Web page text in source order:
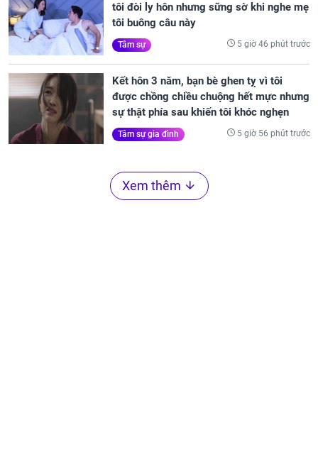
tôi đòi ly hôn nhưng sững sờ khi nghe mẹ
tôi buông câu này
Tâm sự 5 giờ 46 phút trước
Kết hôn 3 năm, bạn bè ghen tỵ vì tôi
được chồng chiều chuộng hết mực nhưng
sự thật phía sau khiến tôi khóc nghẹn
Tâm sự gia đình 5 giờ 56 phút trước
Xem thêm